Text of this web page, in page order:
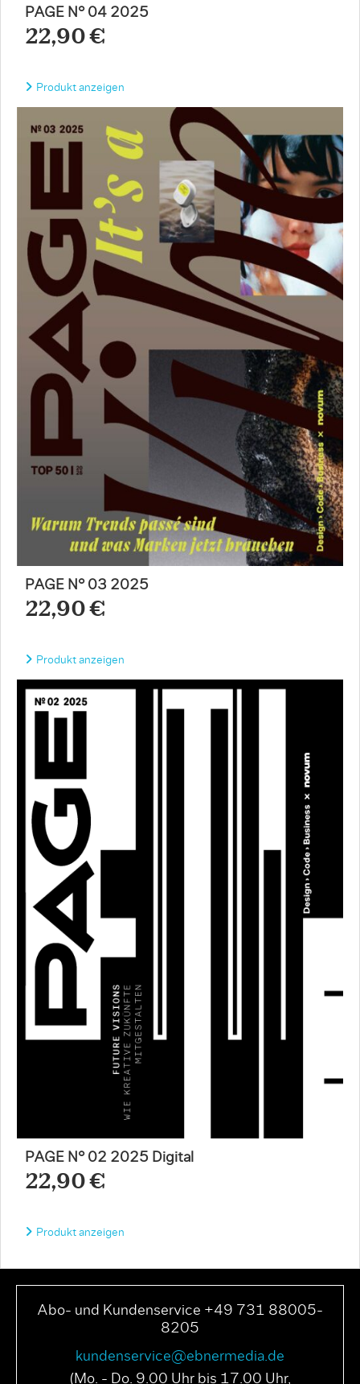
PAGE N° 04 2025
22,90 €
Produkt anzeigen
PAGE N° 03 2025
22,90 €
Produkt anzeigen
PAGE N° 02 2025 Digital
22,90 €
Produkt anzeigen
Abo- und Kundenservice +49 731 88005-
8205
kundenservice@ebnermedia.de
(Mo. - Do. 9.00 Uhr bis 17.00 Uhr,